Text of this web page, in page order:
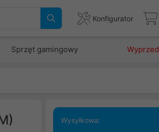
Konfigurator
Sprzęt gamingowy
Wysyłkowa: